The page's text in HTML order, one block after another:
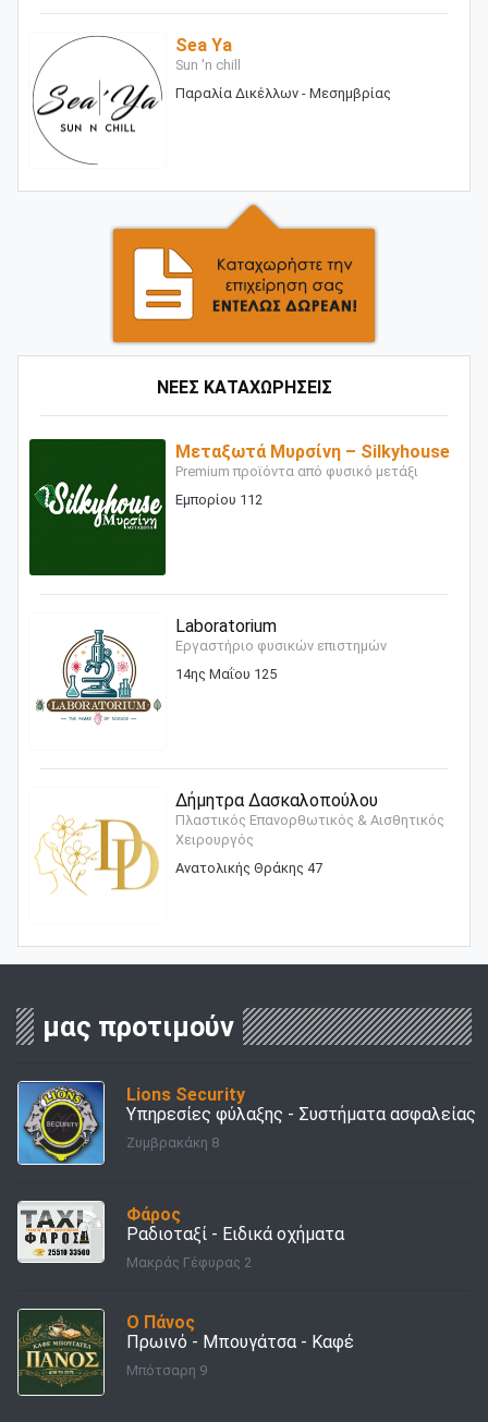
Sea Ya
Sun 'n chill
Παραλία Δικέλλων - Μεσημβρίας
ΝΕΕΣ ΚΑΤΑΧΩΡΗΣΕΙΣ
Μεταξωτά Μυρσίνη – Silkyhouse
Premium προϊόντα από φυσικό μετάξι
Εμπορίου 112
Laboratorium
Εργαστήριο φυσικών επιστημών
14ης Μαΐου 125
Δήμητρα Δασκαλοπούλου
Πλαστικός Επανορθωτικός & Αισθητικός
Χειρουργός
Ανατολικής Θράκης 47
μας προτιμούν
Lions Security
Υπηρεσίες φύλαξης - Συστήματα ασφαλείας
Ζυμβρακάκη 8
Φάρος
Ραδιοταξί - Ειδικά οχήματα
Μακράς Γέφυρας 2
Ο Πάνος
Πρωινό - Μπουγάτσα - Καφέ
Μπότσαρη 9